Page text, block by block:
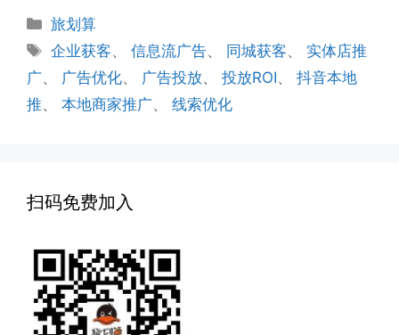
分
类
旅划算
标
签
企业获客、信息流广告、 同城获客、 实体店推
广、 广告优化、 广告投放、 投放ROI、 抖音本地
推、 本地商家推广、 线索优化
扫码免费加入